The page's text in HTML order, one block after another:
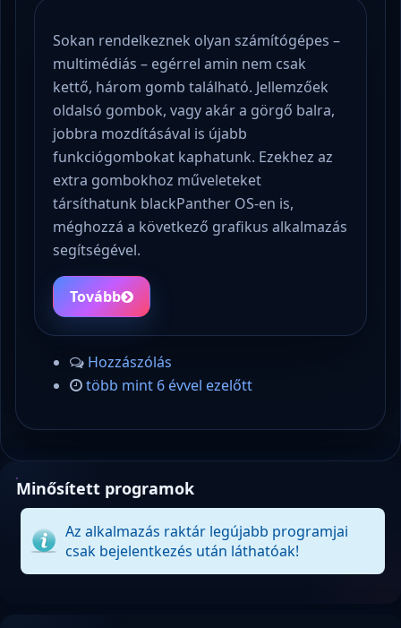
Sokan rendelkeznek olyan számítógépes –
multimédiás – egérrel amin nem csak
kettő, három gomb található. Jellemzőek
oldalsó gombok, vagy akár a görgő balra,
jobbra mozdításával is újabb
funkciógombokat kaphatunk. Ezekhez az
extra gombokhoz műveleteket
társíthatunk blackPanther OS-en is,
méghozzá a következő grafikus alkalmazás
segítségével.
Tovább
Hozzászólás
több mint 6 évvel ezelőtt
Minősített programok
Az alkalmazás raktár legújabb programjai
csak bejelentkezés után láthatóak!